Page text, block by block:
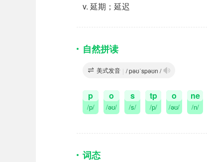
v. 延期；延迟
自然拼读
美式发音 | / pəʊˈspəʊn /
p
/p/
o
/əʊ/
s
/s/
tp
/p/
o
/əʊ/
ne
/n/
词态